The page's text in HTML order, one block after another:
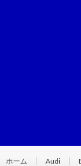
ホーム Audi